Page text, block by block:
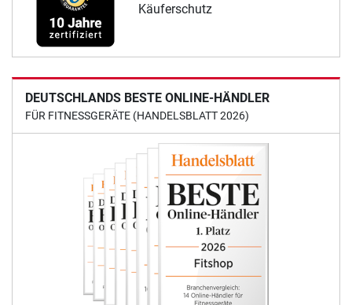
Käuferschutz
DEUTSCHLANDS BESTE ONLINE-HÄNDLER
FÜR FITNESSGERÄTE (HANDELSBLATT 2026)